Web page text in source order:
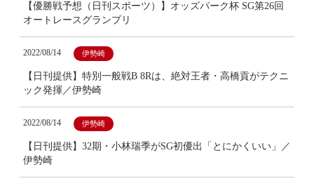
【優勝戦予想（日刊スポーツ）】オッズパーク杯 SG第26回
オートレースグランプリ
2022/08/14 伊勢崎
【日刊提供】特別一般戦B 8Rは、絶対王者・高橋貢がテクニ
ック発揮／伊勢崎
2022/08/14 伊勢崎
【日刊提供】32期・小林瑞季がSG初優出「とにかくいい」／
伊勢崎